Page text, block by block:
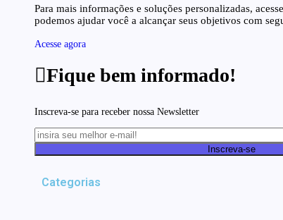
Para mais informações e soluções personalizadas,
podemos ajudar você a alcançar seus objetivos com
Acesse agora
Fique bem informado!
Inscreva-se para receber nossa Newsletter
Inscreva-se
Categorias